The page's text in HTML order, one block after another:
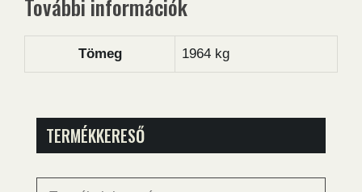
További információk
Tömeg 1964 kg
TERMÉKKERESŐ
Keresés